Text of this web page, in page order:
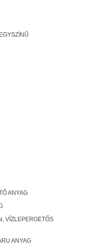
ANYAG
VÍZLEPERGETŐS
ANYAG